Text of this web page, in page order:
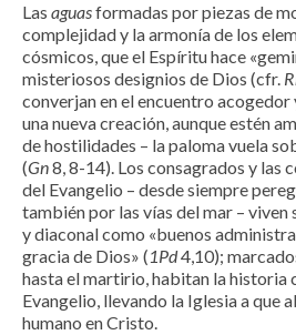
Las aguasformadas por piezas de
complejidad y la armonía de los
cósmicos, que el Espíritu hace
misteriosos designios de Dios (cfr.
converjan en el encuentro acogedor
una nueva creación, aunque estén
de hostilidades – la paloma vuela
(Gn8, 8-14). Los consagrados y las
del Evangelio – desde siempre
también por las vías del mar –
y diaconal como «buenos
gracia de Dios» (1Pd4,10);
hasta el martirio, habitan la historia
Evangelio, llevando la Iglesia a que
humano en Cristo.